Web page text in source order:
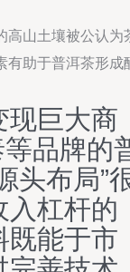
高山土壤被公认为
有助于普洱茶形成
现巨大商
品牌的
头布局”
入杠杆的
能于市